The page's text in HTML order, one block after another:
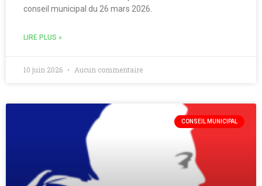
conseil municipal du 26 mars 2026.
LIRE PLUS »
10 juin 2026 Aucun commentaire
CONSEIL MUNICIPAL